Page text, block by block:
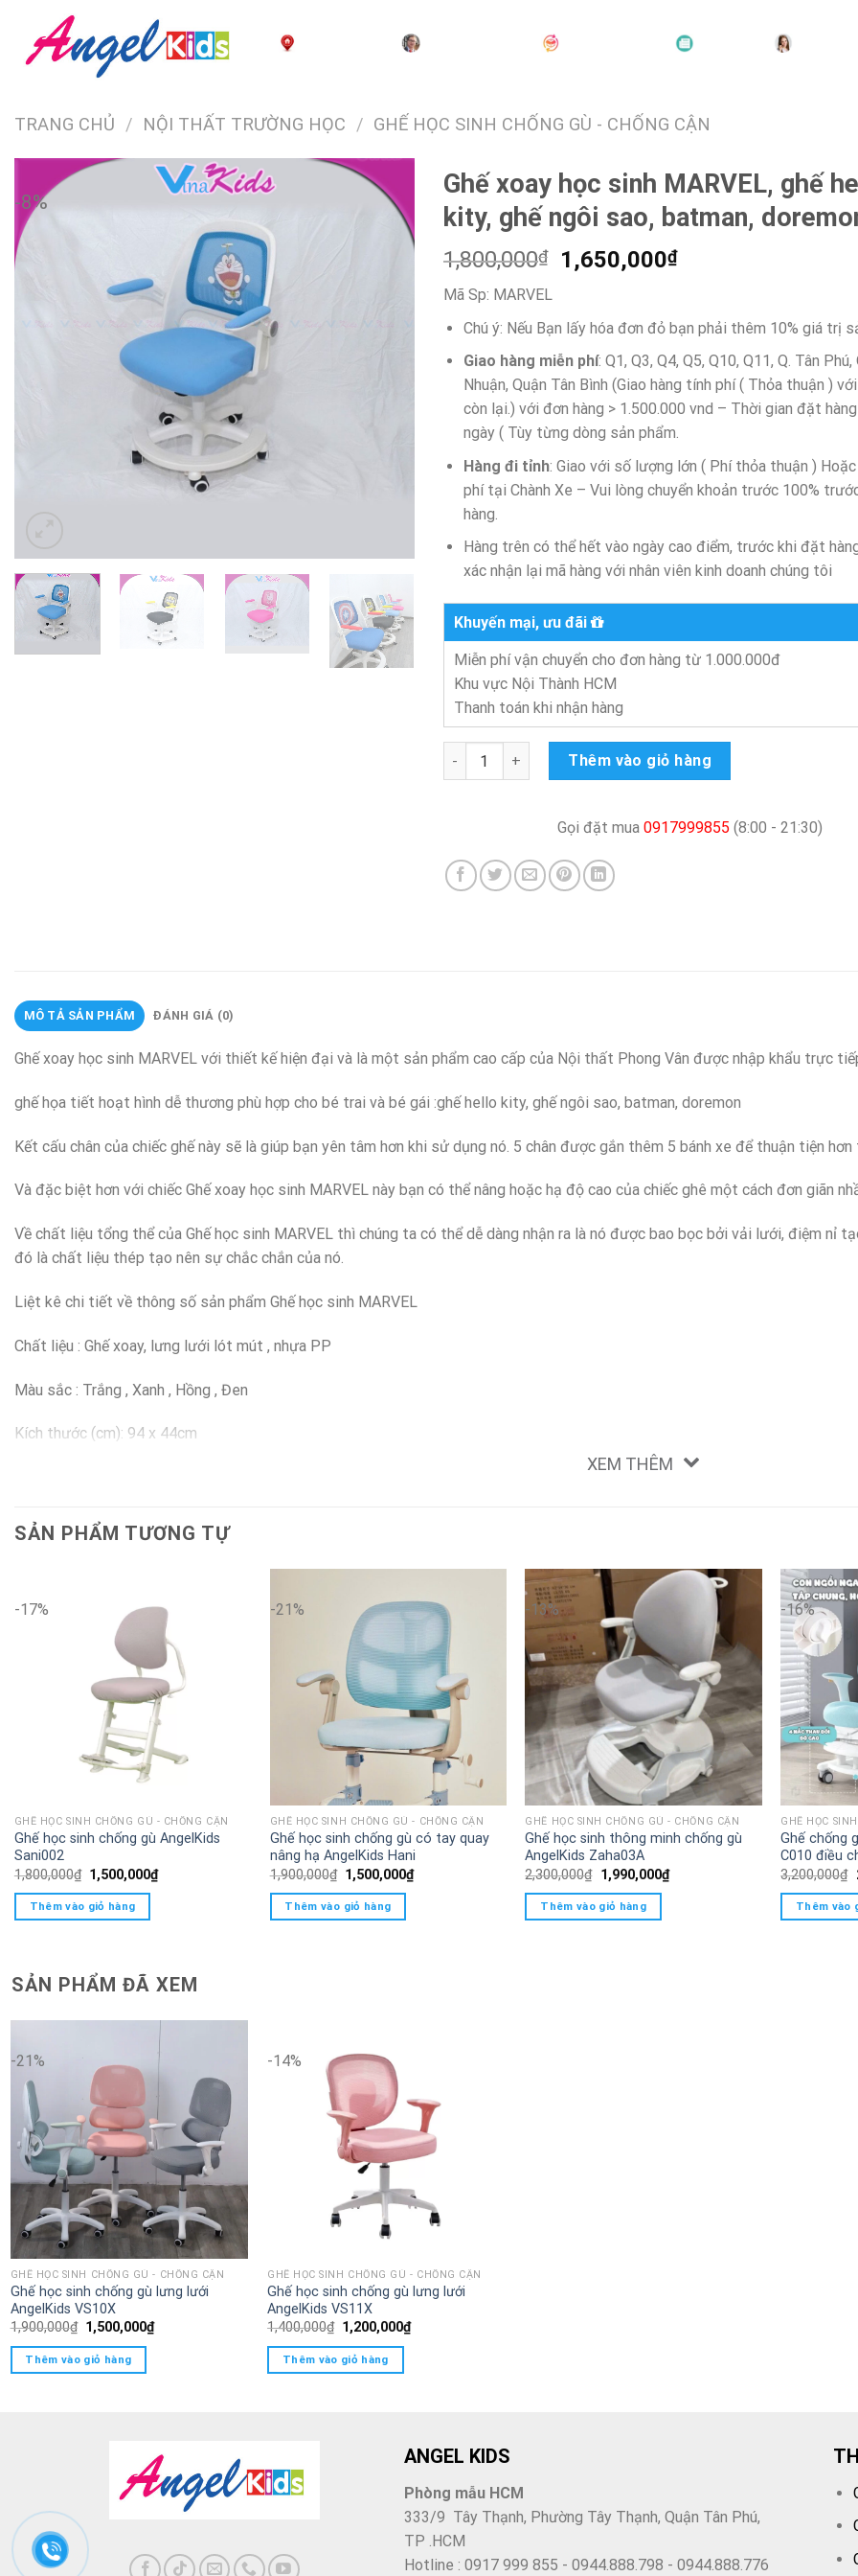
content
TRANG CHỦ / NỘI THẤT TRƯỜNG HỌC / GHẾ HỌC SINH CHỐNG GÙ - CHỐNG CẬN
-8%
Ghế xoay học sinh MARVEL, ghế
kity, ghế ngôi sao, batman,
1,800,000₫
Giá
1,800,000₫.
1,650,000₫Giá
là:
1,650,000₫.
Mã Sp: MARVEL
Chú ý: Nếu Bạn lấy hóa đơn đỏ bạn phải thêm 10% giá trị
Giao hàng miễn phí: Q1, Q3, Q4, Q5, Q10, Q11, Q. Tân Phú,
Nhuận, Quận Tân Bình (Giao hàng tính phí ( Thỏa thuận )
còn lại.) với đơn hàng > 1.500.000 vnd – Thời gian đặt
ngày ( Tùy từng dòng sản phẩm.
Hàng đi tỉnh: Giao với số lượng lớn ( Phí thỏa thuận )
phí tại Chành Xe – Vui lòng chuyển khoản trước 100%
hàng.
Hàng trên có thể hết vào ngày cao điểm, trước khi đặt
xác nhận lại mã hàng với nhân viên kinh doanh chúng tôi
Khuyến mại, ưu đãi
Miễn phí vận chuyển cho đơn hàng từ 1.000.000đ
Khu vực Nội Thành HCM
Thanh toán khi nhận hàng
Ghế xoay học sinh MARVEL, ghế hello kity, ghế ngôi sao,
Thêm vào giỏ hàng
Gọi đặt mua 0917999855 (8:00 - 21:30)
MÔ TẢ SẢN PHẨM ĐÁNH GIÁ (0)
Ghế xoay học sinh MARVEL với thiết kế hiện đại và là một sản phẩm cao cấp của Nội thất Phong Vân được nhập khẩu trực
ghế họa tiết hoạt hình dễ thương phù hợp cho bé trai và bé gái :ghế hello kity, ghế ngôi sao, batman, doremon
Kết cấu chân của chiếc ghế này sẽ là giúp bạn yên tâm hơn khi sử dụng nó. 5 chân được gắn thêm 5 bánh xe để thuận tiện
Và đặc biệt hơn với chiếc Ghế xoay học sinh MARVEL này bạn có thể nâng hoặc hạ độ cao của chiếc ghê một cách đơn giãn
Về chất liệu tổng thể của Ghế học sinh MARVEL thì chúng ta có thể dễ dàng nhận ra là nó được bao bọc bởi vải lưới, điệm nỉ
đó là chất liệu thép tạo nên sự chắc chắn của nó.
Liệt kê chi tiết về thông số sản phẩm Ghế học sinh MARVEL
Chất liệu : Ghế xoay, lưng lưới lót mút , nhựa PP
Màu sắc : Trắng , Xanh , Hồng , Đen
Kích thước (cm): 94 x 44cm
XEM THÊM
SẢN PHẨM TƯƠNG TỰ
-17%
GHẾ HỌC SINH CHỐNG GÙ - CHỐNG CẬN
Ghế học sinh chống gù AngelKids
Sani002
1,800,000₫ Giá
gốc
là:
1,800,000₫.
1,500,000₫Giá
hiện
Thêm vào giỏ hàng
-21%
GHẾ HỌC SINH CHỐNG GÙ - CHỐNG CẬN
Ghế học sinh chống gù có tay quay
nâng hạ AngelKids Hani
1,900,000₫ Giá
gốc
là:
1,900,000₫.
1,500,000₫Giá
hiện
Thêm vào giỏ hàng
-13%
GHẾ HỌC SINH CHỐNG GÙ - CHỐNG CẬN
Ghế học sinh thông minh chống gù
AngelKids Zaha03A
2,300,000₫ Giá
gốc
là:
2,300,000₫.
1,990,000₫Giá
hiện
Thêm vào giỏ hàng
-16%
GHẾ HỌC
Ghế chống
C010 điều
3,200,000₫
Thêm vào
SẢN PHẨM ĐÃ XEM
-21%
GHẾ HỌC SINH CHỐNG GÙ - CHỐNG CẬN
Ghế học sinh chống gù lưng lưới
AngelKids VS10X
1,900,000₫ Giá
gốc
là:
1,900,000₫.
1,500,000₫Giá
hiện
Thêm vào giỏ hàng
-14%
GHẾ HỌC SINH CHỐNG GÙ - CHỐNG CẬN
Ghế học sinh chống gù lưng lưới
AngelKids VS11X
1,400,000₫ Giá
gốc
là:
1,400,000₫.
1,200,000₫Giá
hiện
Thêm vào giỏ hàng
ANGEL KIDS
Phòng mẫu HCM
333/9 Tây Thạnh, Phường Tây Thạnh, Quận Tân Phú,
TP .HCM
Hotline : 0917 999 855 - 0944.888.798 - 0944.888.776